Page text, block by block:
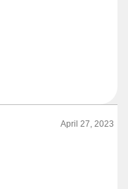
April 27, 2023